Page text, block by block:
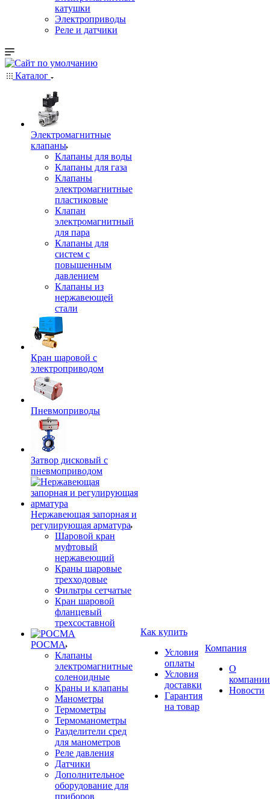
катушки
Электроприводы
Реле и датчики
Каталог
Электромагнитные
клапаны
Клапаны для воды
Клапаны для газа
Клапаны
электромагнитные
пластиковые
Клапан
электромагнитный
для пара
Клапаны для
систем с
повышенным
давлением
Клапаны из
нержавеющей
стали
Кран шаровой с
электроприводом
Пневмоприводы
Затвор дисковый с
пневмоприводом
Нержавеющая запорная и
регулирующая арматура
Шаровой кран
муфтовый
нержавеющий
Краны шаровые
трехходовые
Фильтры сетчатые
Кран шаровой
фланцевый
трехсоставной
РОСМА
Клапаны
электромагнитные
соленоидные
Краны и клапаны
Манометры
Термометры
Термоманометры
Разделители сред
для манометров
Реле давления
Датчики
Дополнительное
оборудование для
приборов
Как купить
Условия
оплаты
Условия
доставки
Гарантия
на товар
Компания
О
компании
Новости